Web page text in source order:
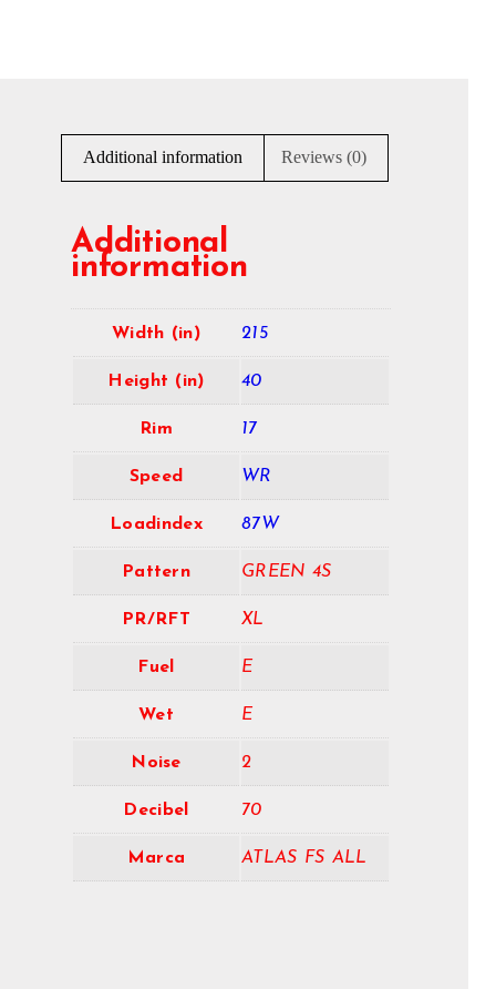
Additional information Reviews (0)
Additional
information
Width (in) 215
Height (in) 40
Rim 17
Speed WR
Loadindex 87W
Pattern GREEN 4S
PR/RFT XL
Fuel E
Wet E
Noise 2
Decibel 70
Marca ATLAS FS ALL